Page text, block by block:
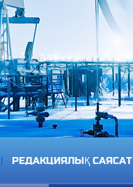
РЕДАКЦИЯЛЫҚ САЯСАТ